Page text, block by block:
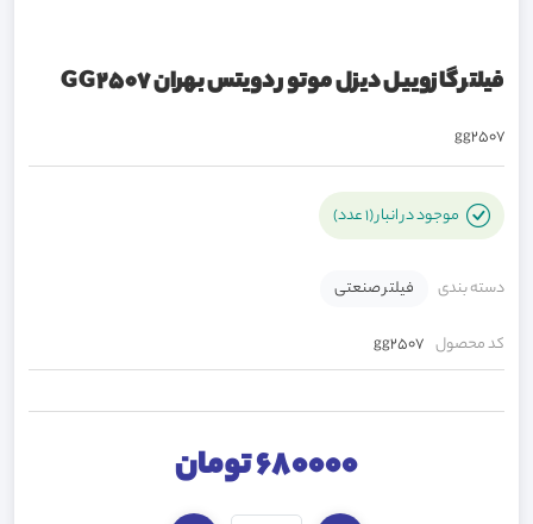
فیلتر گازوییل دیزل موتور دویتس بهران GG2507
gg2507
موجود در انبار (1 عدد)
دسته بندی فیلتر صنعتی
کد محصول gg2507
680000 تومان